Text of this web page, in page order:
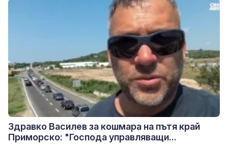
Здравко Василев за кошмара на пътя край
Приморско: "Господа управляващи...